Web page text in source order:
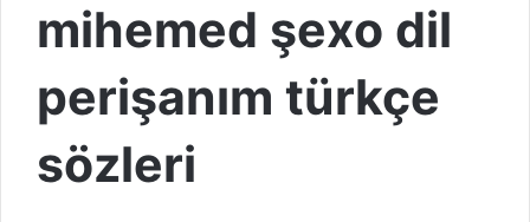
mihemed şexo dil
perişanım türkçe
sözleri